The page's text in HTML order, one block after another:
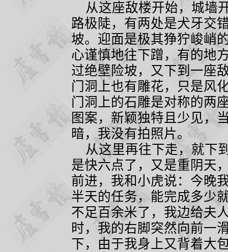
从这座敌楼开始，城墙
路极陡，有两处是犬牙交
坡。迎面是极其狰狞峻峭
心谨慎地往下蹭，有的地
过绝壁险坡，又下到一座
门洞上也有雕花，只是风
门洞上的石雕是对称的两
图案，新颖独特且少见，
暗，我没有拍照片。
从这里再往下走，就下
是快六点了，又是重阴天
前进，我和小虎说：今晚
半天的任务，能完成多少
不足百余米了，我边给夫
时，我的右脚突然向前一
下，由于我身上又背着大